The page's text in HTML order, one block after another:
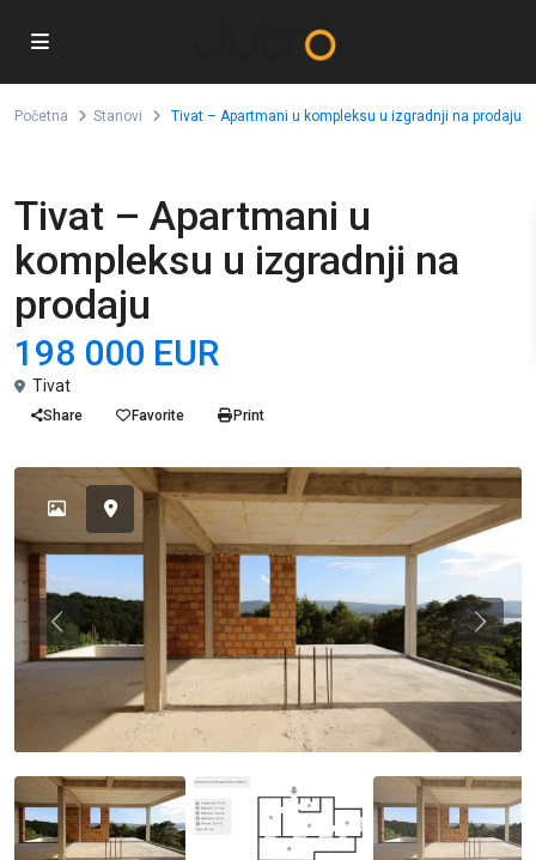
Početna Stanovi Tivat – Apartmani u kompleksu u izgradnji na prodaju
Tivat – Apartmani u
kompleksu u izgradnji na
prodaju
198 000 EUR
Tivat
Share Favorite Print
Previous